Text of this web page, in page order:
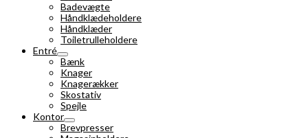
Badevægte
Håndklædeholdere
Håndklæder
Toiletrulleholdere
Entré
Bænk
Knager
Knagerækker
Skostativ
Spejle
Kontor
Brevpresser